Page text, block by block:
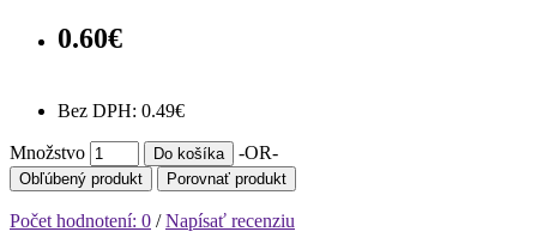
0.60€
Bez DPH: 0.49€
Množstvo Do košíka -OR-
Obľúbený produkt Porovnať produkt
Počet hodnotení: 0 /Napísať recenziu